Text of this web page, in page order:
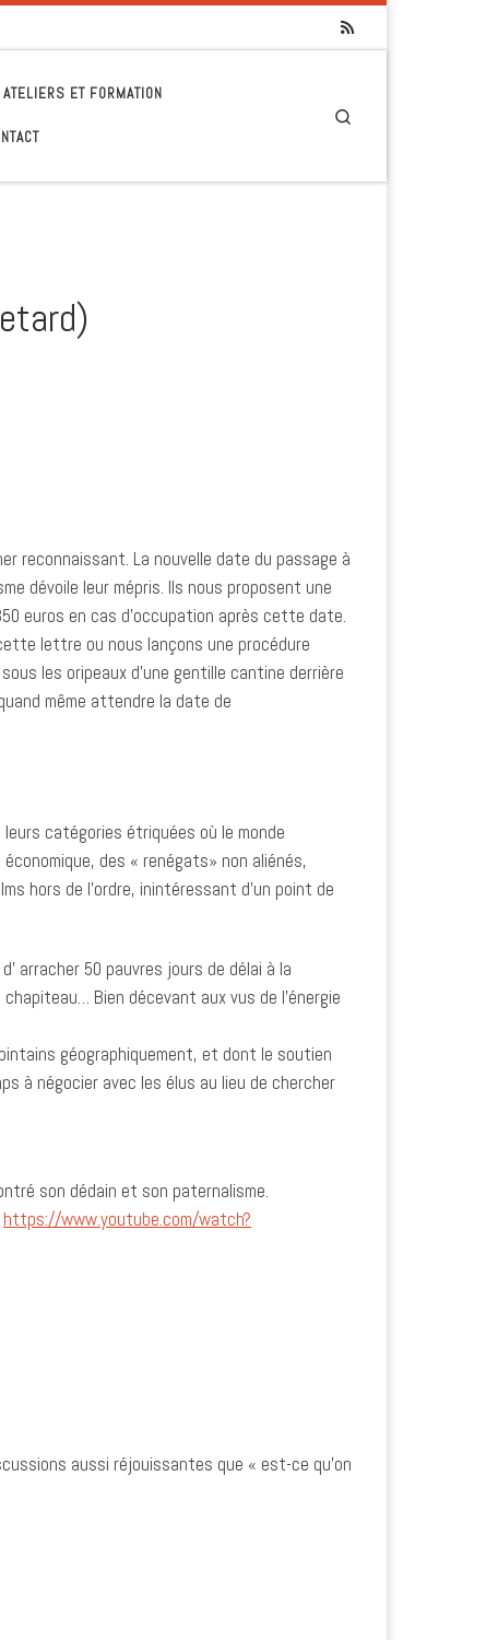
ATELIERS ET FORMATION
reconnaissant. La nouvelle date du passage à
dévoile leur mépris. Ils nous proposent une
euros en cas d’occupation après cette date.
lettre ou nous lançons une procédure
les oripeaux d’une gentille cantine derrière
même attendre la date de
catégories étriquées où le monde
des « renégats» non aliénés,
hors de l’ordre, inintéressant d’un point de
arracher 50 pauvres jours de délai à la
Bien décevant aux vus de l’énergie
géographiquement, et dont le soutien
à négocier avec les élus au lieu de chercher
son dédain et son paternalisme.
https://www.youtube.com/watch?
aussi réjouissantes que « est-ce qu’on